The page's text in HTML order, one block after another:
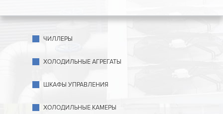
ЧИЛЛЕРЫ
ХОЛОДИЛЬНЫЕ АГРЕГАТЫ
ШКАФЫ УПРАВЛЕНИЯ
ХОЛОДИЛЬНЫЕ КАМЕРЫ